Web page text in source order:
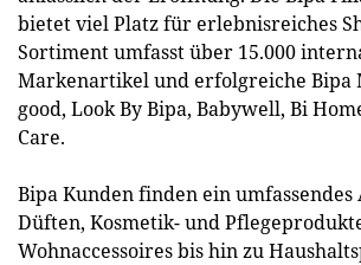
bietet viel Platz für erlebnisreiches
Sortiment umfasst über 15.000
Markenartikel und erfolgreiche Bipa
good, Look By Bipa, Babywell, Bi
Care.
Bipa Kunden finden ein umfassendes
Düften, Kosmetik- und
Wohnaccessoires bis hin zu